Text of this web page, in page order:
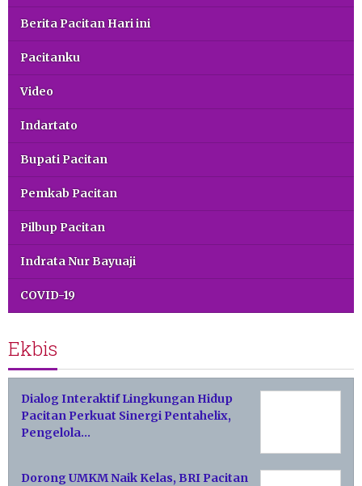
Berita Pacitan Hari ini
Pacitanku
Video
Indartato
Bupati Pacitan
Pemkab Pacitan
Pilbup Pacitan
Indrata Nur Bayuaji
COVID-19
Ekbis
Dialog Interaktif Lingkungan Hidup
Pacitan Perkuat Sinergi Pentahelix,
Pengelola…
Dorong UMKM Naik Kelas, BRI Pacitan